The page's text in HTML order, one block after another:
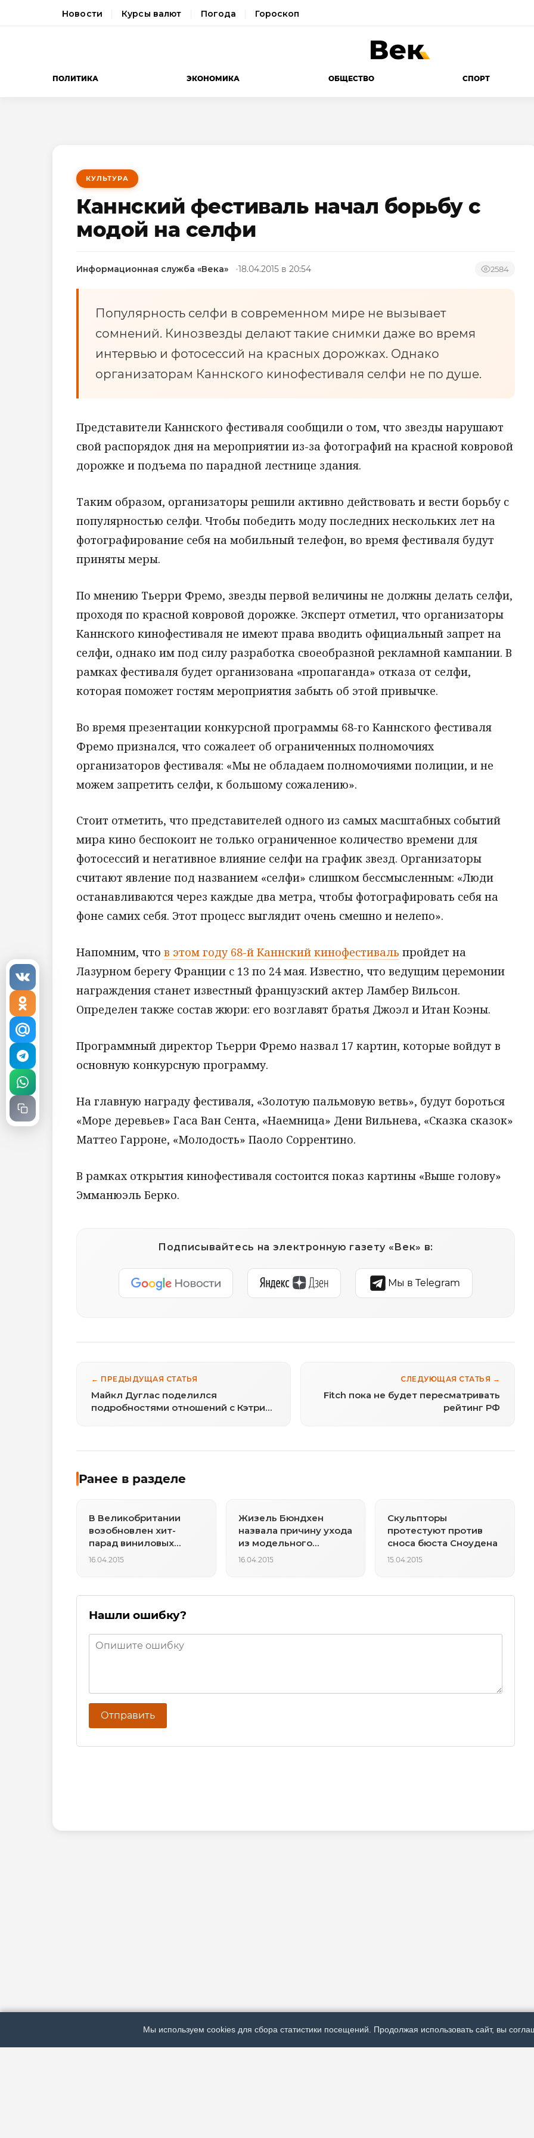
Новости Курсы валют Погода Гороскоп
ПОЛИТИКА ЭКОНОМИКА ОБЩЕСТВО СПОРТ
КУЛЬТУРА
Каннский фестиваль начал борьбу с
модой на селфи
Информационная служба «Века» 18.04.2015 в 20:54 2584
Популярность селфи в современном мире не вызывает
сомнений. Кинозвезды делают такие снимки даже во время
интервью и фотосессий на красных дорожках. Однако
организаторам Каннского кинофестиваля селфи не по душе.
Представители Каннского фестиваля сообщили о том, что звезды нарушают
свой распорядок дня на мероприятии из-за фотографий на красной ковровой
дорожке и подъема по парадной лестнице здания.
Таким образом, организаторы решили активно действовать и вести борьбу с
популярностью селфи. Чтобы победить моду последних нескольких лет на
фотографирование себя на мобильный телефон, во время фестиваля будут
приняты меры.
По мнению Тьерри Фремо, звезды первой величины не должны делать селфи,
проходя по красной ковровой дорожке. Эксперт отметил, что организаторы
Каннского кинофестиваля не имеют права вводить официальный запрет на
селфи, однако им под силу разработка своеобразной рекламной кампании. В
рамках фестиваля будет организована «пропаганда» отказа от селфи,
которая поможет гостям мероприятия забыть об этой привычке.
Во время презентации конкурсной программы 68-го Каннского фестиваля
Фремо признался, что сожалеет об ограниченных полномочиях
организаторов фестиваля: «Мы не обладаем полномочиями полиции, и не
можем запретить селфи, к большому сожалению».
Стоит отметить, что представителей одного из самых масштабных событий
мира кино беспокоит не только ограниченное количество времени для
фотосессий и негативное влияние селфи на график звезд. Организаторы
считают явление под названием «селфи» слишком бессмысленным: «Люди
останавливаются через каждые два метра, чтобы фотографировать себя на
фоне самих себя. Этот процесс выглядит очень смешно и нелепо».
Напомним, что в этом году 68-й Каннский кинофестиваль пройдет на
Лазурном берегу Франции с 13 по 24 мая. Известно, что ведущим церемонии
награждения станет известный французский актер Ламбер Вильсон.
Определен также состав жюри: его возглавят братья Джоэл и Итан Коэны.
Программный директор Тьерри Фремо назвал 17 картин, которые войдут в
основную конкурсную программу.
На главную награду фестиваля, «Золотую пальмовую ветвь», будут бороться
«Море деревьев» Гаса Ван Сента, «Наемница» Дени Вильнева, «Сказка сказок»
Маттео Гарроне, «Молодость» Паоло Соррентино.
В рамках открытия кинофестиваля состоится показ картины «Выше голову»
Эмманюэль Берко.
Подписывайтесь на электронную газету «Век» в:
Мы в Telegram
← ПРЕДЫДУЩАЯ СТАТЬЯ
Майкл Дуглас поделился
подробностями отношений с Кэтрин
СЛЕДУЮЩАЯ СТАТЬЯ →
Fitch пока не будет пересматривать
рейтинг РФ
Ранее в разделе
В Великобритании
возобновлен хит-
парад виниловых
пластинок
16.04.2015
Жизель Бюндхен
назвала причину ухода
из модельного
бизнеса
16.04.2015
Скульпторы
протестуют против
сноса бюста Сноудена
15.04.2015
Нашли ошибку?
Отправить
Мы используем cookies для сбора статистики посещений. Продолжая использовать сайт, вы